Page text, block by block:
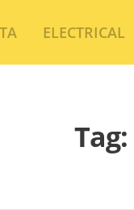
ELECTRICAL
Tag: